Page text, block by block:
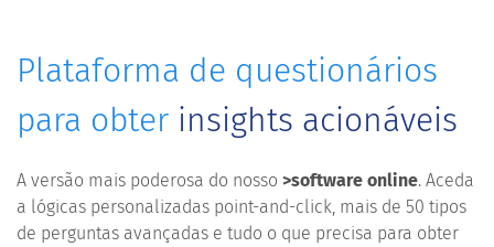
Plataforma de questionários
para obter insights acionáveis
A versão mais poderosa do nosso >software online. Aceda
a lógicas personalizadas point-and-click, mais de 50 tipos
de perguntas avançadas e tudo o que precisa para obter